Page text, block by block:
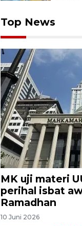
Top News
MK uji materi
perihal isbat
Ramadhan
10 Juni 2026